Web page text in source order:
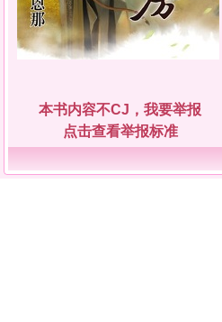
本书内容不CJ，我要举报
点击查看举报标准